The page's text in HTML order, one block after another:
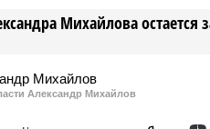
Михайлова остается
Александр Михайлов